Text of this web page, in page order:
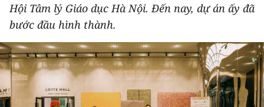
THẾ GIỚI
THỂ THAO
GIÁO DỤC
Y TẾ
Hội Tâm lý Giáo dục Hà Nội. Đến nay, dự án ấy đã
bước đầu hình thành.